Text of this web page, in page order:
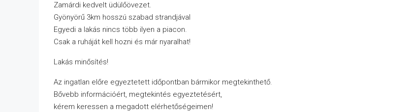
Zamárdi kedvelt üdülőövezet.
Gyönyörű 3km hosszú szabad strandjával
Egyedi a lakás nincs több ilyen a piacon.
Csak a ruháját kell hozni és már nyaralhat!
Lakás minősítés!
Az ingatlan előre egyeztetett időpontban bármikor megtekinthető.
Bővebb információért, megtekintés egyeztetésért,
kérem keressen a megadott elérhetőségeimen!